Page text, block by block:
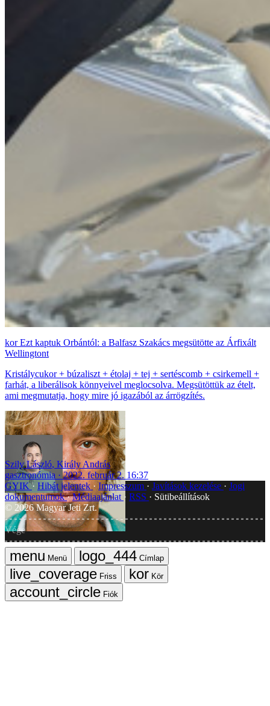
Ezt kaptuk Orbántól: a Balfasz Szakács megsütötte az Árfixált
Wellingtont
Kristálycukor + búzaliszt + étolaj + tej + sertéscomb + csirkemell +
farhát, a liberálisok könnyeivel meglocsolva. Megsütöttük az ételt,
ami megmutatja, hogy mire jó igazából az árrögzítés.
Szily László, Király András
gasztronómia
2022. február 2. 16:37
GYIK Hibát jelentek Impresszum Javítások kezelése
Jogi
dokumentumok Médiaajánlat RSS
Sütibeállítások
© 2026Magyar Jeti Zrt.
Vége
Menü
Címlap
Friss
Kör
Fiók